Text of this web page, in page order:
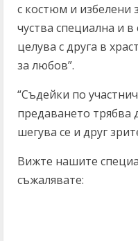
с костюм и избелени
чуства специална и
целува с друга в
за любов”.
“Съдейки по
предаването трябва
шегува се и друг
Вижте нашите
съжалявате: